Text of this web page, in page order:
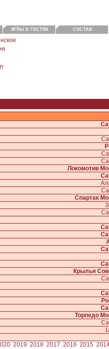
ИГРЫ В ГОСТЯХ СОСТАВ
Локомотив
Спартак
Крылья
Торпедо
2019 2018 2017 2016 2015